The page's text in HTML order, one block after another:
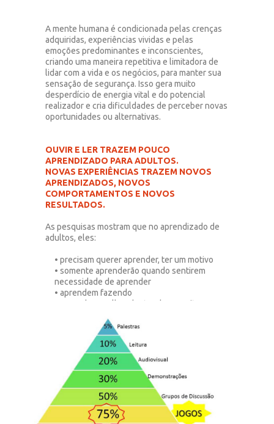
A mente humana é condicionada pelas crenças
adquiridas, experiências vividas e pelas
emoções predominantes e inconscientes,
criando uma maneira repetitiva e limitadora de
lidar com a vida e os negócios, para manter sua
sensação de segurança. Isso gera muito
desperdício de energia vital e do potencial
realizador e cria dificuldades de perceber novas
oportunidades ou alternativas.
OUVIR E LER TRAZEM POUCO
APRENDIZADO PARA ADULTOS.
NOVAS EXPERIÊNCIAS TRAZEM NOVOS
APRENDIZADOS, NOVOS
COMPORTAMENTOS E NOVOS
RESULTADOS.
As pesquisas mostram que no aprendizado de
adultos, eles:
• precisam querer aprender, ter um motivo
• somente aprenderão quando sentirem
necessidade de aprender
• aprendem fazendo
• aprendem melhor dentro de uma situação-